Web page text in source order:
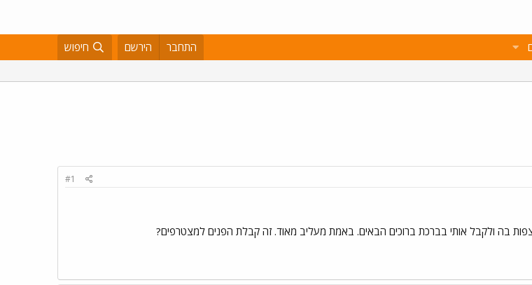
התחבר הירשם חיפוש
#1
בה ולקבל אותי בברכת ברוכים הבאים. באמת מעליב מאוד. זה קבלת הפנים למצטרפים?